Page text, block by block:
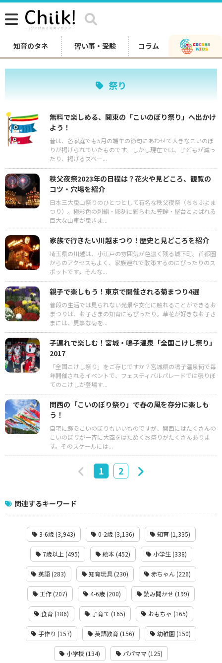
知育のタネ 習い事・受験 コラム
祭り
無料で楽しめる、関東の「こいのぼり祭り」へ出かけ
よう！
昔は、各家庭でも5月の端午の節句にあわせて大きなこいのぼ
りが掲げられていたものです。しかし現在では、子どもが減っ
たり、掲げるスペー...
秩父夜祭2023年の日程は？花火や見どころ、観覧の
コツ・穴場を紹介
日本三大曳山祭りのひとつとして有名な秩父夜祭（ちちぶよま
つり）。極彩色の刺繍・彫刻に彩られた笠鉾・屋台とよばれる
巨大な山車が曳きま...
家族で行きたい川越まつり！歴史と見どころを紹介
埼玉県の川越は、小江戸の雰囲気が色濃く残る城下町。首都圏
からのアクセスもよく、家族連れで散策するのにぴったりのス
ポットです。そんな...
親子で楽しもう！東京で開催される菊まつり4選
普段の生活では見られない光景や文化に触れることができるお
まつりは、お子さまの知育にもぴったり。草花が好きなお子さ
まには、見事な菊を...
子連れで楽しむ！宮城・鳴子温泉「全国こけし祭り」
2017
「全国こけし祭り」をご存じですか？宮城県の鳴子温泉街で毎
年開催されるイベントで、フェスティバルパレードでは張りぼ
てのこけしが登場す...
関西の「こいのぼり祭り」で春の風を存分に楽しも
う！
自宅に飾るこいのぼりもいいものですが、関西にはたくさんの
こいのぼりが一斉に大空をはためくお祭りがたくさんありま
す。そのスケールには...
1 2
関連するキーワード
3-6歳 (3,943) 0-2歳 (3,136) 知育 (1,335)
7歳以上 (495) 絵本 (452) 小学生 (338)
英語 (283) 知育玩具 (230) 赤ちゃん (226)
工作 (207) 4-6歳 (200) 読み聞かせ (199)
食育 (186) 子育て (165) おもちゃ (165)
手作り (157) 英語教育 (156) 幼稚園 (150)
小学校 (134) パパママ (125)